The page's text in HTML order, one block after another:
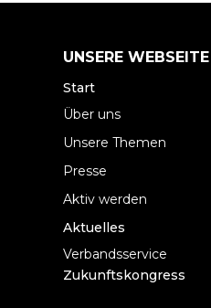
UNSERE WEBSEITE
Start
Über uns
Unsere Themen
Presse
Aktiv werden
Aktuelles
Verbandsservice
Zukunftskongress